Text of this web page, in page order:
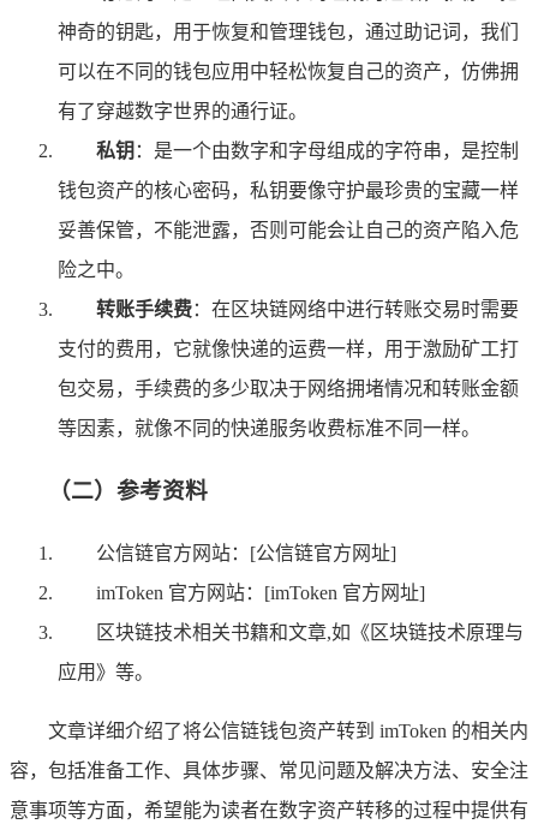
神奇的钥匙，用于恢复和管理钱包，通过助记词，我们
可以在不同的钱包应用中轻松恢复自己的资产，仿佛拥
有了穿越数字世界的通行证。
私钥 ：是一个由数字和字母组成的字符串，是控制
钱包资产的核心密码，私钥要像守护最珍贵的宝藏一样
妥善保管，不能泄露，否则可能会让自己的资产陷入危
险之中。
转账手续费：在区块链网络中进行转账交易时需要
支付的费用，它就像快递的运费一样，用于激励矿工打
包交易，手续费的多少取决于网络拥堵情况和转账金额
等因素，就像不同的快递服务收费标准不同一样。
（二）参考资料
公信链官方网站：[公信链官方网址]
imToken 官方网站：[imToken 官方网址]
区块链技术相关书籍和文章,如《区块链技术原理与
应用》等。
文章详细介绍了将公信链钱包资产转到 imToken 的相关内
容，包括准备工作、具体步骤、常见问题及解决方法、安全注
意事项等方面，希望能为读者在数字资产转移的过程中提供有